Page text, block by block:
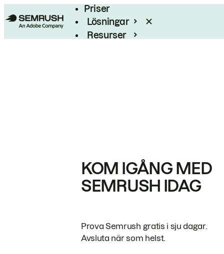
Priser
Lösningar
Resurser
KOM IGÅNG MED
SEMRUSH IDAG
Prova Semrush gratis i sju dagar.
Avsluta när som helst.